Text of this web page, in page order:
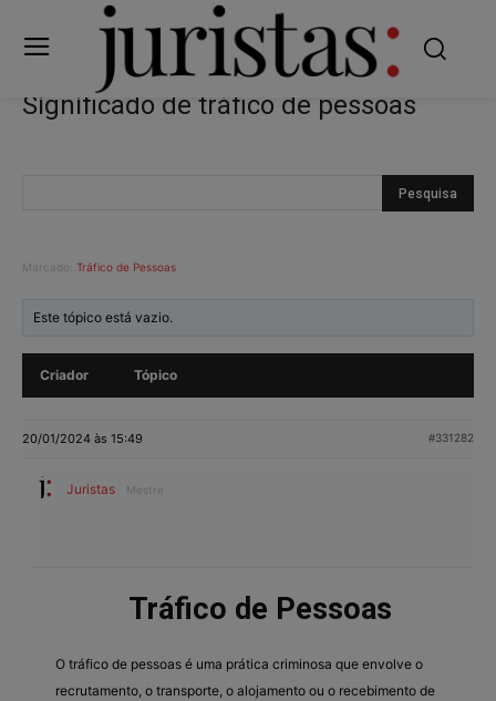
Significado de tráfico de pessoas
Marcado: Tráfico de Pessoas
Este tópico está vazio.
Criador Tópico
20/01/2024 às 15:49 #331282
Juristas Mestre
Tráfico de Pessoas
O tráfico de pessoas é uma prática criminosa que envolve o
recrutamento, o transporte, o alojamento ou o recebimento de